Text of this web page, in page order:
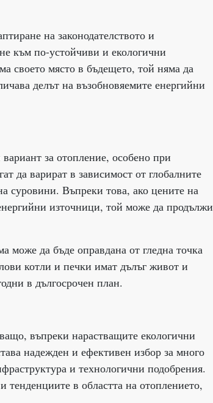
на законодателството и
към по-устойчиви и екологични
своето място в бъдещето, той няма да
делът на възобновяемите енергийни
за отопление, особено при
да варират в зависимост от глобалните
суровини. Въпреки това, ако цените на
източници, той може да продължи
може да бъде оправдана от гледна точка
котли и печки имат дълъг живот и
в дългосрочен план.
въпреки нарастващите екологични
надежден и ефективен избор за много
и технологични подобрения.
тенденциите в областта на отоплението,